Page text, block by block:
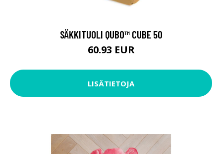
SÄKKITUOLI QUBO™ CUBE 50
60.93 EUR
LISÄTIETOJA